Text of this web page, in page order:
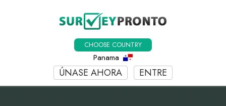
CHOOSE COUNTRY
Panama
ÚNASE AHORA ENTRE